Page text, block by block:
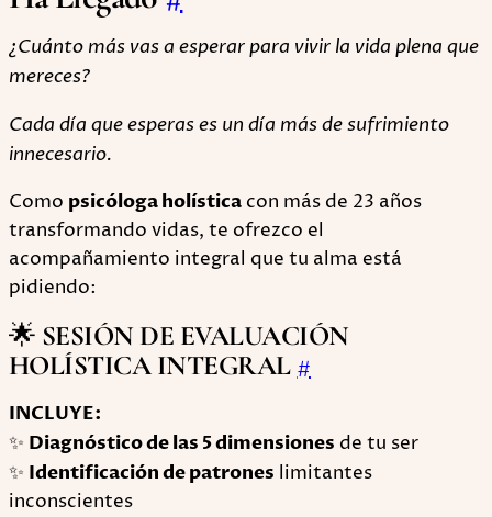
¿Cuánto más vas a esperar para vivir la vida plena que
mereces?
Cada día que esperas es un día más de sufrimiento
innecesario.
Como psicóloga holística con más de 23 años
transformando vidas, te ofrezco el
acompañamiento integral que tu alma está
pidiendo:
🌟 SESIÓN DE EVALUACIÓN
HOLÍSTICA INTEGRAL #
INCLUYE:
✨ Diagnóstico de las 5 dimensiones de tu ser
✨ Identificación de patrones limitantes
inconscientes